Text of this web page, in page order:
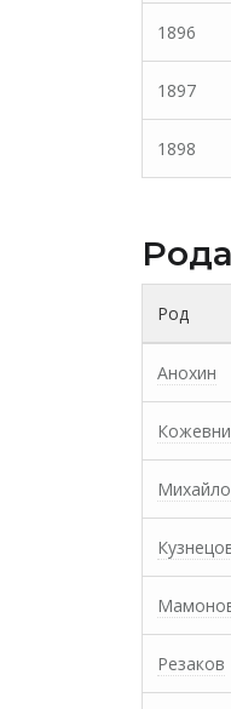
1896
1897
1898
Род
Анохин
Резаков